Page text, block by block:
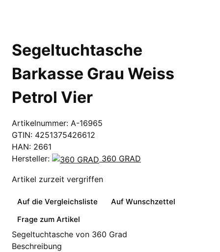
Segeltuchtasche
Barkasse Grau Weiss
Petrol Vier
Artikelnummer: A-16965
GTIN: 4251375426612
HAN: 2661
Hersteller:
360 GRAD
Artikel zurzeit vergriffen
Auf die Vergleichsliste
Auf Wunschzettel
Frage zum Artikel
Segeltuchtasche von 360 Grad
Beschreibung